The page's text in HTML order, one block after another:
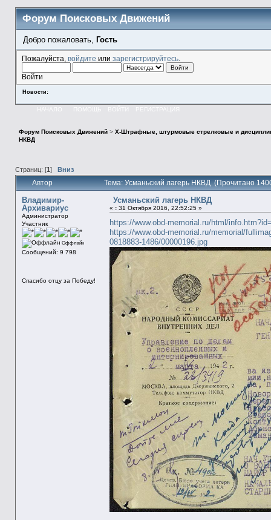
Форум Поисковых Движений
Добро пожаловать, Гость
Пожалуйста, войдите или зарегистрируйтесь.
Войти
Новости:
НАЧАЛО ПОМОЩЬ ВОЙТИ РЕГИСТРАЦИЯ
Форум Поисковых Движений> X-Штрафные, штурмовые стрелковые и
НКВД
Страниц: [1 ] Вниз
Автор Тема: Усманьский лагерь НКВД (Прочитано
Владимир-
Архивариус
Администратор
Участник
Оффлайн
Сообщений: 9 798
Спасибо отцу за Победу!
Усманьский лагерь НКВД
« :31 Октября 2016, 22:52:25 »
https://www.obd-memorial.ru/html/
https://www.obd-memorial.ru/memorial/
0818883-1486/00000196.jpg